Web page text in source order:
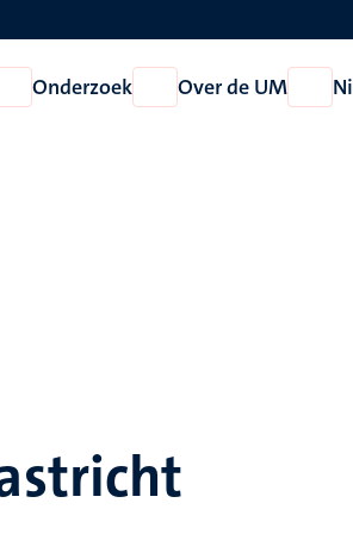
OpenOnderzoek
Open
Onderzoek
Over de UM
Open
Over